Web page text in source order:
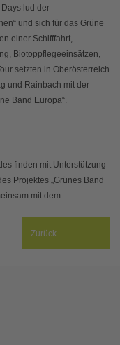
lud der
und sich für das Grüne
einer Schifffahrt,
Biotoppflegeeinsätzen,
setzten in Oberösterreich
und Rainbach mit der
Band Europa“.
finden mit Unterstützung
Projektes „Grünes Band
mit dem
Zurück